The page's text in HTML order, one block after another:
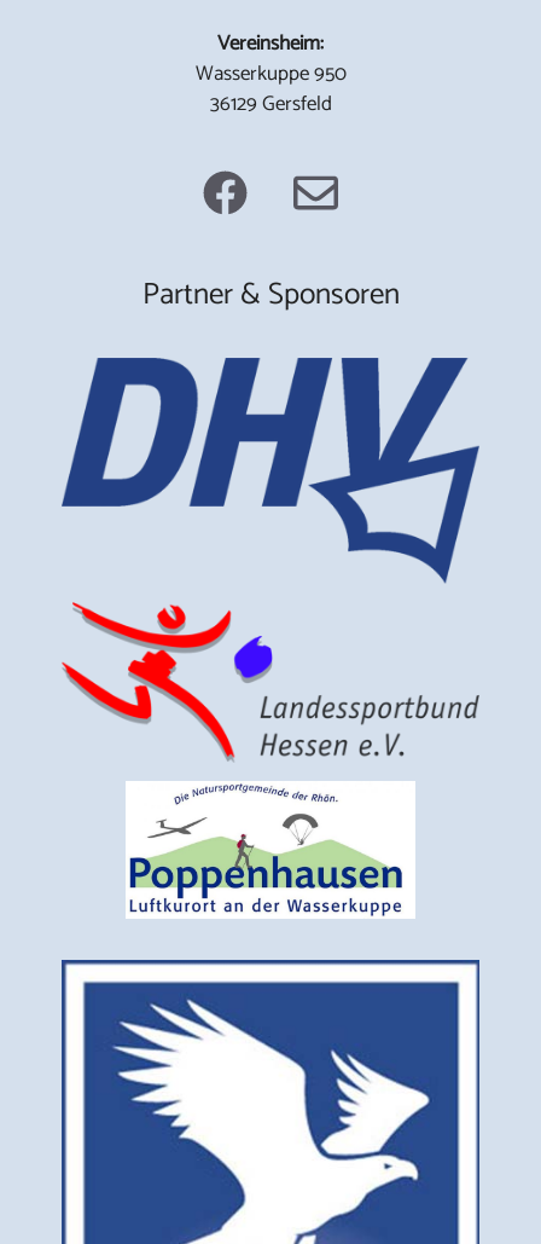
Vereinsheim:
Wasserkuppe 950
36129 Gersfeld
Partner & Sponsoren